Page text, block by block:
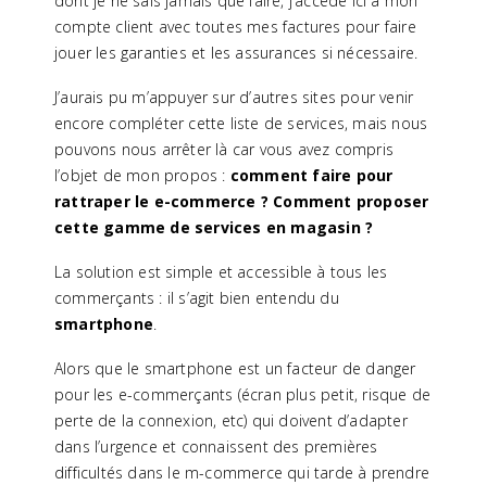
compte client avec toutes mes factures pour faire
jouer les garanties et les assurances si nécessaire.
J’aurais pu m’appuyer sur d’autres sites pour venir
encore compléter cette liste de services, mais nous
pouvons nous arrêter là car vous avez compris
l’objet de mon propos : comment faire pour
rattraper le e-commerce ? Comment proposer
cette gamme de services en magasin ?
La solution est simple et accessible à tous les
commerçants : il s’agit bien entendu du
smartphone.
Alors que le smartphone est un facteur de danger
pour les e-commerçants (écran plus petit, risque de
perte de la connexion, etc) qui doivent d’adapter
dans l’urgence et connaissent des premières
difficultés dans le m-commerce qui tarde à prendre